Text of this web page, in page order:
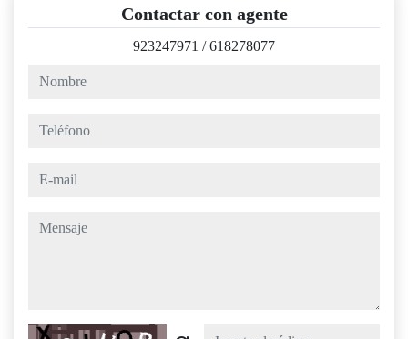
Contactar con agente
923247971 /618278077
nombre
teléfono
e-mail
mensaje
Captcha